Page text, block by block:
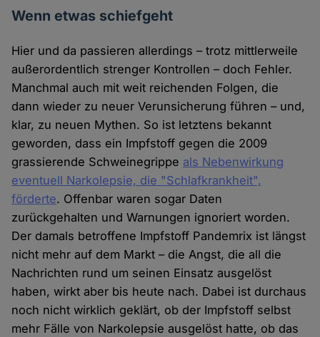
Wenn etwas schiefgeht
Hier und da passieren allerdings – trotz mittlerweile
außerordentlich strenger Kontrollen – doch Fehler.
Manchmal auch mit weit reichenden Folgen, die
dann wieder zu neuer Verunsicherung führen – und,
klar, zu neuen Mythen. So ist letztens bekannt
geworden, dass ein Impfstoff gegen die 2009
grassierende Schweinegrippe als Nebenwirkung
eventuell Narkolepsie, die "Schlafkrankheit",
förderte. Offenbar waren sogar Daten
zurückgehalten und Warnungen ignoriert worden.
Der damals betroffene Impfstoff Pandemrix ist längst
nicht mehr auf dem Markt – die Angst, die all die
Nachrichten rund um seinen Einsatz ausgelöst
haben, wirkt aber bis heute nach. Dabei ist durchaus
noch nicht wirklich geklärt, ob der Impfstoff selbst
mehr Fälle von Narkolepsie ausgelöst hatte, ob das